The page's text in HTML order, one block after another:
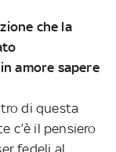
che la
amore sapere
di questa
c’è il pensiero